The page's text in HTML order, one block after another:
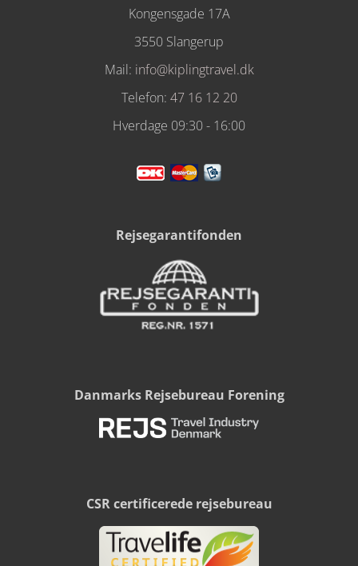
Kongensgade 17A
3550 Slangerup
Mail: info@kiplingtravel.dk
Telefon: 47 16 12 20
Hverdage 09:30 - 16:00
Rejsegarantifonden
Danmarks Rejsebureau Forening
CSR certificerede rejsebureau